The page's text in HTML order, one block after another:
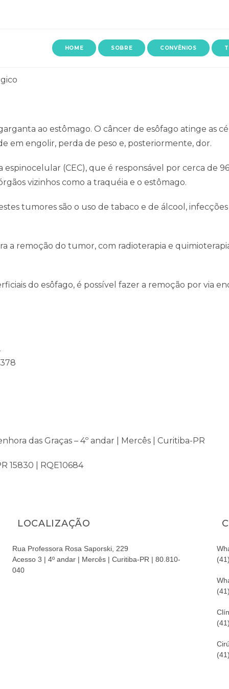
HOME SOBRE CONVÊNIOS
ao estômago. O câncer de esôfago atinge as
em engolir, perda de peso e, posteriormente, dor.
(CEC), que é responsável por cerca de
vizinhos como a traquéia e o estômago.
tumores são o uso de tabaco e de álcool,
a remoção do tumor, com radioterapia e
do esôfago, é possível fazer a remoção por via
das Graças – 4º andar | Mercês | Curitiba-PR
15830 | RQE10684
LOCALIZAÇÃO
Rua Professora Rosa Saporski, 229
Acesso 3 | 4º andar | Mercês | Curitiba-PR | 80.810-
040